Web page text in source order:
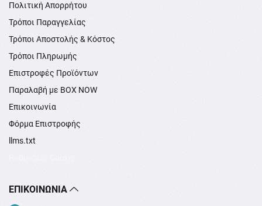
Πολιτική Απορρήτου
Τρόποι Παραγγελίας
Τρόποι Αποστολής & Κόστος
Τρόποι Πληρωμής
Επιστροφές Προϊόντων
Παραλαβή με BOX NOW
Επικοινωνία
Φόρμα Επιστροφής
llms.txt
ΕΠΙΚΟΙΝΩΝΊΑ